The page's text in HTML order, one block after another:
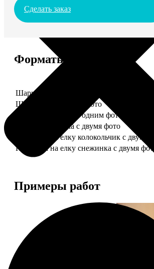
Сделать заказ
Форматы и цены
Шарик елочный с 1 фото
Шарик елочный с 2 фото
Шарик-шкатулка с одним фото
Шарик-шкатулка с двумя фото
Подвеска на елку колокольчик с двумя
Подвеска на елку снежинка с двумя фото
Примеры работ